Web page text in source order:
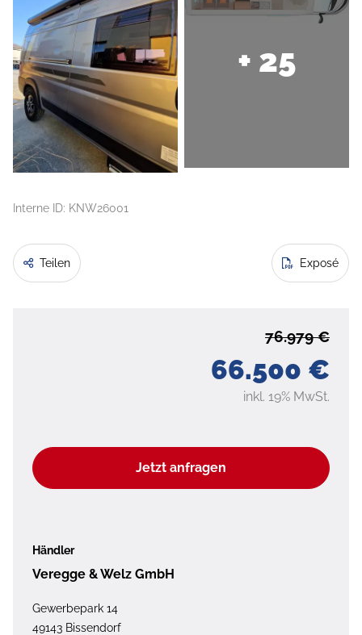
+ 25
Interne ID: KNW26001
Teilen Exposé
66.500 €
76.979 €
inkl. 19% MwSt.
Jetzt anfragen
Händler
Veregge & Welz GmbH
Gewerbepark 14
49143 Bissendorf